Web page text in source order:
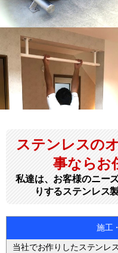
ステンレスの
事ならお
私達は、お客様のニー
りするステンレス
施工
当社でお作りしたステンレ